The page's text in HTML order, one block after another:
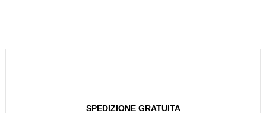
SPEDIZIONE GRATUITA